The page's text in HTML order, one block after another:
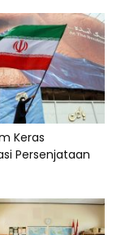
Keras
Persenjataan